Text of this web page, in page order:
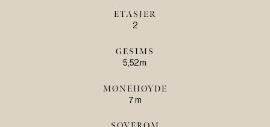
ETASJER
2
GESIMS
5,52 m
MØNEHØYDE
7 m